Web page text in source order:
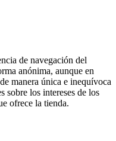
de navegación del
anónima, aunque en
manera única e inequívoca
sobre los intereses de los
ofrece la tienda.